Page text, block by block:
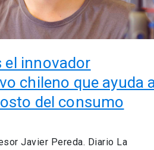
el innovador
chileno que ayuda
del consumo
Javier Pereda. Diario La